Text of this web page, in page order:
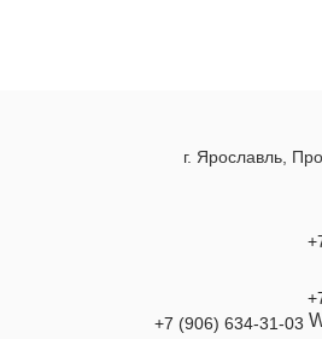
г. Ярославль,
+7 (906) 634-31-03